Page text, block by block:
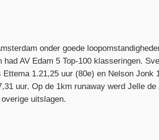
onder goede
AV Edam 5 Top-100 klasseringen.
1.21,25 uur (80e) en Nelson Jonk
uur. Op de 1km runaway werd Jelle
uitslagen.